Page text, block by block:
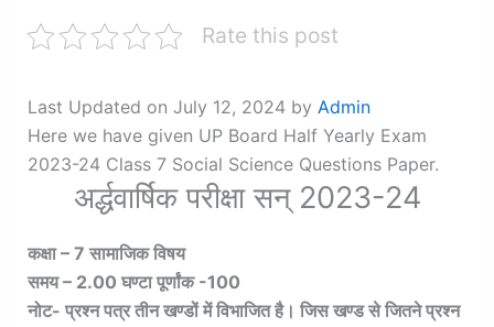
Rate this post
Last Updated on July 12, 2024 by Admin
Here we have given UP Board Half Yearly Exam
2023-24 Class 7 Social Science Questions Paper.
अर्द्धवार्षिक परीक्षा सन् 2023-24
कक्षा – 7 सामाजिक विषय
समय – 2.00 घण्टा पूर्णांक -100
नोट- प्रश्न पत्र तीन खण्डों में विभाजित है। जिस खण्ड से जितने प्रश्न